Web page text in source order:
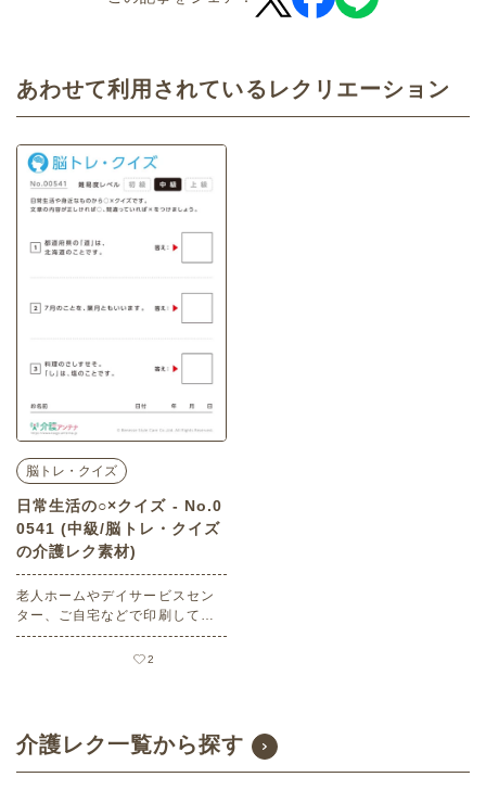
あわせて利用されているレクリエーション
脳トレ・クイズ
日常生活の○×クイズ - No.0
0541 (中級/脳トレ・クイズ
の介護レク素材)
老人ホームやデイサービスセン
ター、ご自宅などで印刷してお
使いいただける無料の高齢者向
け介護レク素材（脳トレ・クイ
2
介護レク一覧から探す